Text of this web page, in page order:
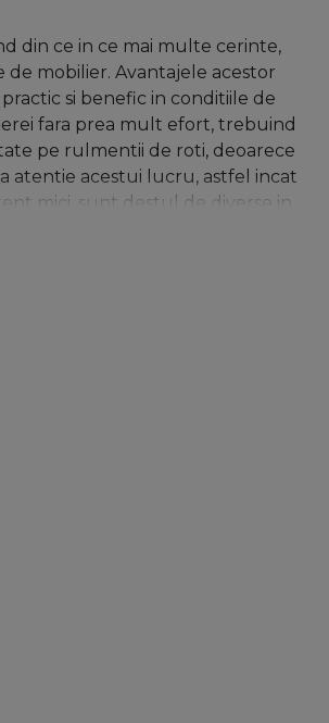
din ce in ce mai multe cerinte,
mobilier. Avantajele acestor
si benefic in conditiile de
fara prea mult efort, trebuind
pe rulmentii de roti, deoarece
atentie acestui lucru, astfel incat
mici, sunt destul de diverse in
Cele mai frecvente materiale sunt: